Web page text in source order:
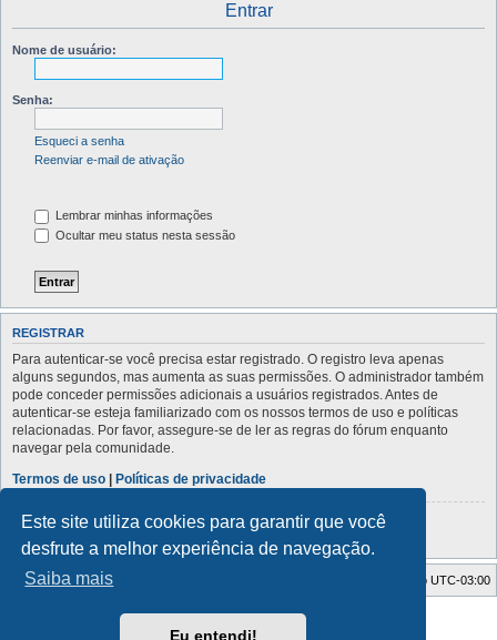
Este site utiliza cookies para garantir que você
desfrute a melhor experiência de navegação.
Saiba mais
Eu entendi!
Entrar
Nome de usuário:
Senha:
Esqueci a senha
Reenviar e-mail de ativação
Lembrar minhas informações
Ocultar meu status nesta sessão
REGISTRAR
Para autenticar-se você precisa estar registrado. O registro leva apenas
alguns segundos, mas aumenta as suas permissões. O administrador também
pode conceder permissões adicionais a usuários registrados. Antes de
autenticar-se esteja familiarizado com os nossos termos de uso e políticas
relacionadas. Por favor, assegure-se de ler as regras do fórum enquanto
navegar pela comunidade.
Termos de uso | Políticas de privacidade
Registrar
Índice do fórum Todos os horários são UTC-03:00
Powered byphpBB® Forum Software © phpBB Limited
Traduzido por: Suporte phpBB